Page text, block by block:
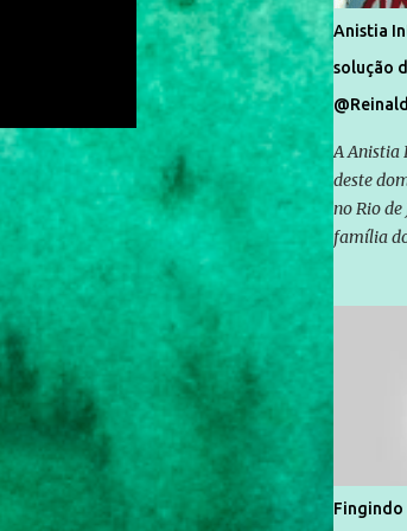
Anistia
solução
A Anistia
deste
no Rio
família
da
à
de
Fingindo